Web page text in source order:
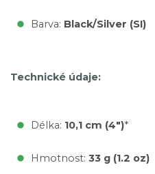
Barva: Black/Silver (SI)
Technické údaje:
Délka: 10,1 cm (4")*
Hmotnost: 33 g (1.2 oz)